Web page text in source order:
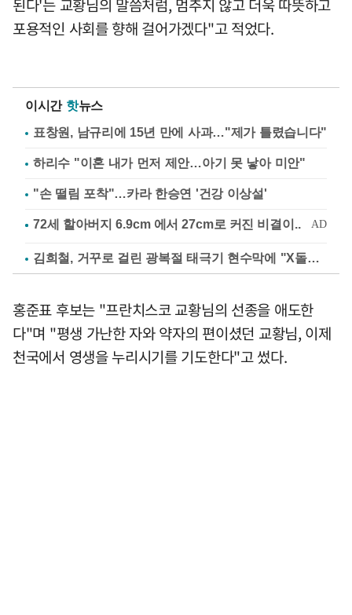
된다'는 교황님의 말씀처럼, 멈추지 않고 더욱 따뜻하고
포용적인 사회를 향해 걸어가겠다"고 적었다.
이시간 핫뉴스
표창원, 남규리에 15년 만에 사과…"제가 틀렸습니다"
하리수 "이혼 내가 먼저 제안…아기 못 낳아 미안"
"손 떨림 포착"…카라 한승연 '건강 이상설'
김희철, 거꾸로 걸린 광복절 태극기 현수막에 "X돌았네"
홍준표 후보는 "프란치스코 교황님의 선종을 애도한
다"며 "평생 가난한 자와 약자의 편이셨던 교황님, 이제
천국에서 영생을 누리시기를 기도한다"고 썼다.